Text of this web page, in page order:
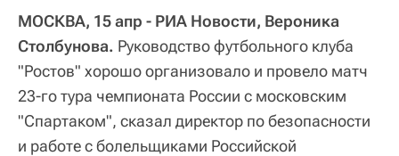
МОСКВА, 15 апр - РИА Новости, Вероника
Столбунова. Руководство футбольного клуба
"Ростов" хорошо организовало и провело матч
23-го тура чемпионата России с московским
"Спартаком", сказал директор по безопасности
и работе с болельщиками Российской